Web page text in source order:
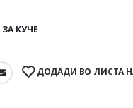
КУЧЕ
ДОДАДИ ВО ЛИСТА